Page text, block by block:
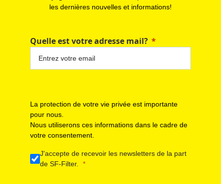
les dernières nouvelles et informations!
Quelle est votre adresse mail?
La protection de votre vie privée est importante
pour nous.
Nous utiliserons ces informations dans le cadre de
votre consentement.
J'accepte de recevoir les newsletters de la part
de SF-Filter.